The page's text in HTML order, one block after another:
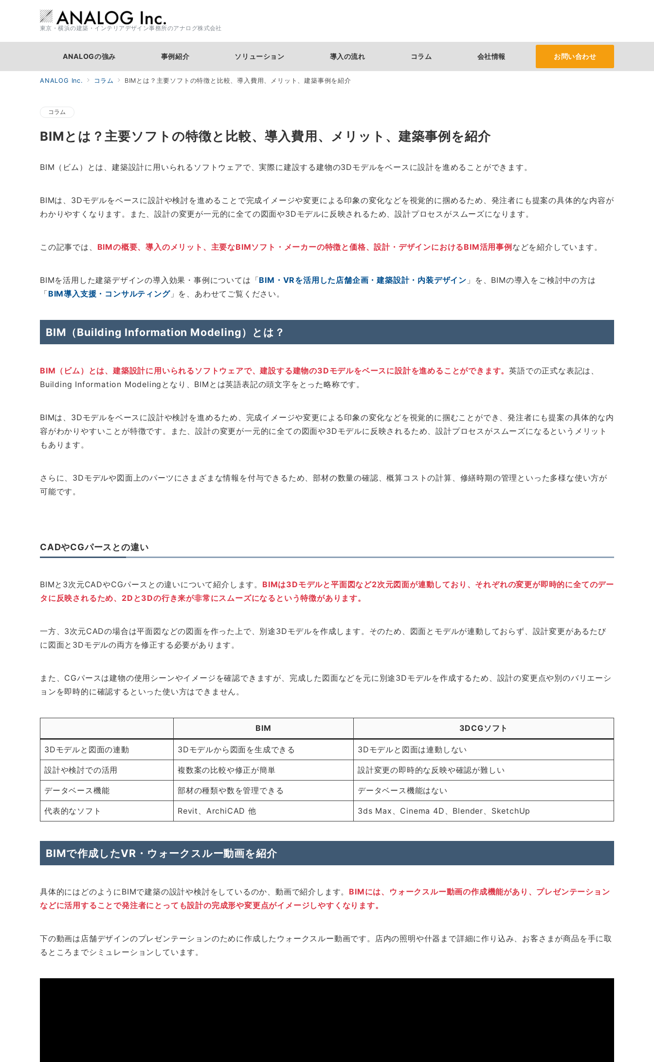
東京・横浜の建築・インテリアデザイン事務所のアナログ株式会社
ANALOGの強み 事例紹介 ソリューション 導入の流れ コラム 会社情報 お問い合わせ
ANALOG Inc. コラム BIMとは？主要ソフトの特徴と比較、導入費用、メリット、建築事例を紹介
コラム
BIMとは？主要ソフトの特徴と比較、導入費用、メリット、建築事例を紹介
BIM（ビム）とは、建築設計に用いられるソフトウェアで、実際に建設する建物の3Dモデルをベースに設計を進めることができます。
BIMは、3Dモデルをベースに設計や検討を進めることで完成イメージや変更による印象の変化などを視覚的に掴めるため、発注者にも提案の具体的な内容が
わかりやすくなります。また、設計の変更が一元的に全ての図面や3Dモデルに反映されるため、設計プロセスがスムーズになります。
この記事では、 BIMの概要、導入のメリット、主要なBIMソフト・メーカーの特徴と価格、設計・デザインにおけるBIM活用事例 などを紹介しています。
BIMを活用した建築デザインの導入効果・事例については「BIM・VRを活用した店舗企画・建築設計・内装デザイン 」を、BIMの導入をご検討中の方は
「BIM導入支援・コンサルティング」を、あわせてご覧ください。
BIM（Building Information Modeling）とは？
BIM（ビム）とは、建築設計に用いられるソフトウェアで、建設する建物の3Dモデルをベースに設計を進めることができます。英語での正式な表記は、
Building Information Modelingとなり、BIMとは英語表記の頭文字をとった略称です。
BIMは、3Dモデルをベースに設計や検討を進めるため、完成イメージや変更による印象の変化などを視覚的に掴むことができ、発注者にも提案の具体的な内
容がわかりやすいことが特徴です。また、設計の変更が一元的に全ての図面や3Dモデルに反映されるため、設計プロセスがスムーズになるというメリット
もあります。
さらに、3Dモデルや図面上のパーツにさまざまな情報を付与できるため、部材の数量の確認、概算コストの計算、修繕時期の管理といった多様な使い方が
可能です。
CADやCGパースとの違い
BIMと3次元CADやCGパースとの違いについて紹介します。 BIMは3Dモデルと平面図など2次元図面が連動しており、それぞれの変更が即時的に全てのデー
タに反映されるため、2Dと3Dの行き来が非常にスムーズになるという特徴があります。
一方、3次元CADの場合は平面図などの図面を作った上で、別途3Dモデルを作成します。そのため、図面とモデルが連動しておらず、設計変更があるたび
に図面と3Dモデルの両方を修正する必要があります。
また、CGパースは建物の使用シーンやイメージを確認できますが、完成した図面などを元に別途3Dモデルを作成するため、設計の変更点や別のバリエーシ
ョンを即時的に確認するといった使い方はできません。
BIM 3DCGソフト
3Dモデルと図面の連動 3Dモデルから図面を生成できる 3Dモデルと図面は連動しない
設計や検討での活用 複数案の比較や修正が簡単 設計変更の即時的な反映や確認が難しい
データベース機能 部材の種類や数を管理できる データベース機能はない
代表的なソフト Revit、ArchiCAD 他 3ds Max、Cinema 4D、Blender、SketchUp
BIMで作成したVR・ウォークスルー動画を紹介
具体的にはどのようにBIMで建築の設計や検討をしているのか、動画で紹介します。 BIMには、ウォークスルー動画の作成機能があり、プレゼンテーション
などに活用することで発注者にとっても設計の完成形や変更点がイメージしやすくなります。
下の動画は店舗デザインのプレゼンテーションのために作成したウォークスルー動画です。店内の照明や什器まで詳細に作り込み、お客さまが商品を手に取
るところまでシミュレーションしています。
お問い合わせ